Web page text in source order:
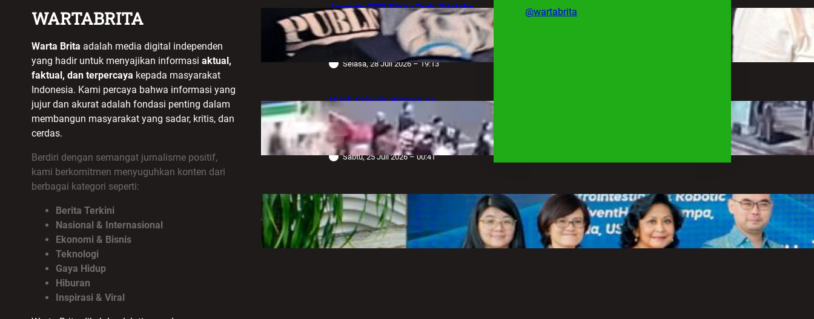
WARTABRITA
Warta Brita adalah media digital independen
yang hadir untuk menyajikan informasi aktual,
faktual, dan terpercaya kepada masyarakat
Indonesia. Kami percaya bahwa informasi yang
jujur dan akurat adalah fondasi penting dalam
membangun masyarakat yang sadar, kritis, dan
cerdas.
Berdiri dengan semangat jurnalisme positif,
kami berkomitmen menyuguhkan konten dari
berbagai kategori seperti:
Berita Terkini
Nasional & Internasional
Ekonomi & Bisnis
Teknologi
Gaya Hidup
Hiburan
Inspirasi & Viral
Anggota DPR Rieke Diah Pitaloka
Soroti Maraknya Aksi Main Hakim
Sendiri, Desak Negara Tegakkan
Hukum
Selasa, 28 Juli 2026 – 19:13
Viral! Cekcok Satpam vs
Pengemudi Alphard di Bundaran HI,
Berujung Terungkap Sang Sopir
Anggota Polda Jabar
Sabtu, 25 Juli 2026 – 00:41
Robot Operasi Paling Canggih di
Dunia Kini Hadir di Indonesia
Melalui RS Mandaya Puri
Senin, 20 Juli 2026 – 13:50
@wartabrita